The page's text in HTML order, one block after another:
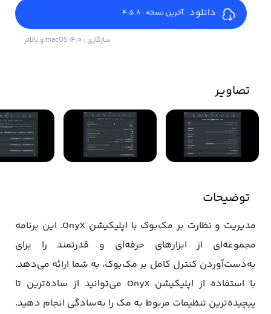
دانلود آخرین نسخه : 4.5.8
سازگاری : macOS 14.0 و بالاتر
تصاویر
توضیحات
مدیریت و نظارت بر مک‌بوک با اپلیکیشن OnyX. این برنامه
مجموعه‌ای از ابزارهای حرفه‌ای و قدرتمند را برای
به‌دست‌آوردن کنترل کامل بر مک‌بوک، به شما ارائه می‌دهد.
با استفاده از اپلیکیشن OnyX می‌توانید از ساده‌ترین تا
پیچیده‌ترین تنظیمات مربوط به مک را به‌سادگی انجام دهید.